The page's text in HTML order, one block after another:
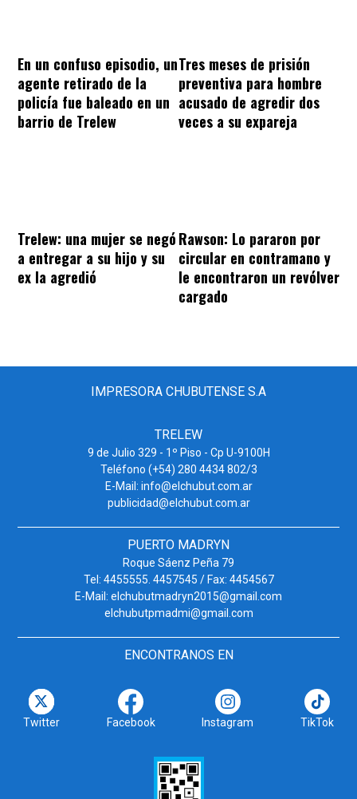
En un confuso episodio, un
agente retirado de la
policía fue baleado en un
barrio de Trelew
Tres meses de prisión
preventiva para hombre
acusado de agredir dos
veces a su expareja
Trelew: una mujer se negó
a entregar a su hijo y su
ex la agredió
Rawson: Lo pararon por
circular en contramano y
le encontraron un revólver
cargado
IMPRESORA CHUBUTENSE S.A
TRELEW
9 de Julio 329 - 1º Piso - Cp U-9100H
Teléfono (+54) 280 4434 802/3
E-Mail: info@elchubut.com.ar
publicidad@elchubut.com.ar
PUERTO MADRYN
Roque Sáenz Peña 79
Tel: 4455555. 4457545 / Fax: 4454567
E-Mail: elchubutmadryn2015@gmail.com
elchubutpmadmi@gmail.com
ENCONTRANOS EN
Twitter Facebook Instagram TikTok